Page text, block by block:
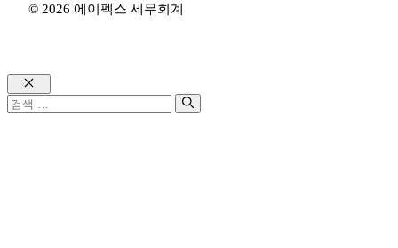
© 2026 에이펙스 세무회계
Close
검